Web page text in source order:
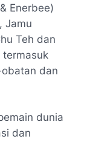
Enerbee)
Jamu
Teh dan
termasuk
dan
dunia
dan